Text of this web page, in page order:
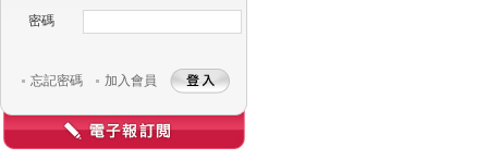
密碼
忘記密碼 加入會員